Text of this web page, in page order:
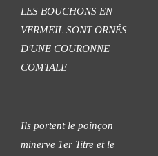
LES BOUCHONS EN
VERMEIL SONT ORNÉS
D'UNE COURONNE
COMTALE
Ils portent le poinçon
minerve 1er Titre et le